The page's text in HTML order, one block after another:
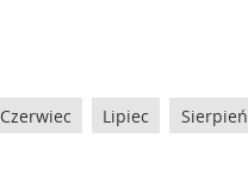
Czerwiec Lipiec Sierpień